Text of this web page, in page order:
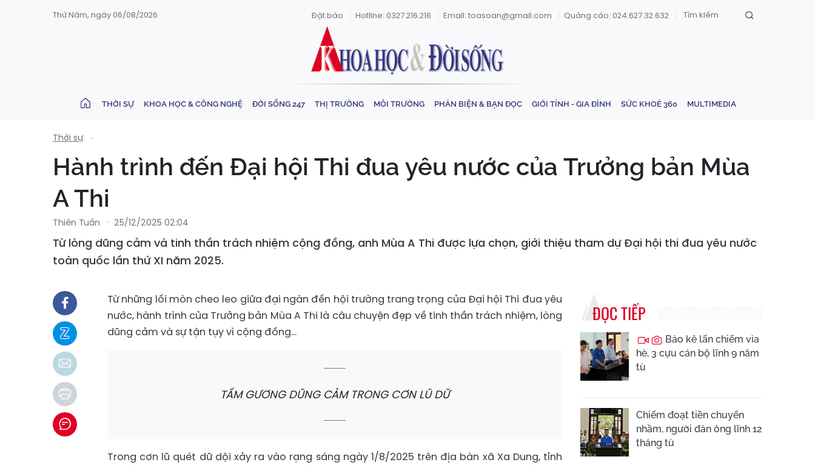
Thứ Năm, ngày 06/08/2026 Đặt báo Hotline: 0327.216.216 Email: toasoan@gmail.com Quảng cáo: 024.627.32.632
THỜI SỰ KHOA HỌC & CÔNG NGHỆ ĐỜI SỐNG 247 THỊ TRƯỜNG MÔI TRƯỜNG PHẢN BIỆN & BẠN ĐỌC GIỚI TÍNH - GIA ĐÌNH SỨC KHOẺ 360 MULTIMEDIA
Thời sự
Hành trình đến Đại hội Thi đua yêu nước của Trưởng bản Mùa
A Thi
Thiên Tuấn 25/12/2025 02:04
Từ lòng dũng cảm và tinh thần trách nhiệm cộng đồng, anh Mùa A Thi được lựa chọn, giới thiệu tham dự Đại hội thi đua yêu nước
toàn quốc lần thứ XI năm 2025.
Từ những lối mòn cheo leo giữa đại ngàn đến hội trường trang trọng của Đại hội Thi đua yêu
nước, hành trình của Trưởng bản Mùa A Thi là câu chuyện đẹp về tinh thần trách nhiệm, lòng
dũng cảm và sự tận tụy vì cộng đồng...
TẤM GƯƠNG DŨNG CẢM TRONG CƠN LŨ DỮ
Trong cơn lũ quét dữ dội xảy ra vào rạng sáng ngày 1/8/2025 trên địa bàn xã Xa Dung, tỉnh
ĐỌC TIẾP
Bảo kê lấn chiếm vỉa
hè, 3 cựu cán bộ lĩnh 9 năm
tù
Chiếm đoạt tiền chuyển
nhầm, người đàn ông lĩnh 12
tháng tù